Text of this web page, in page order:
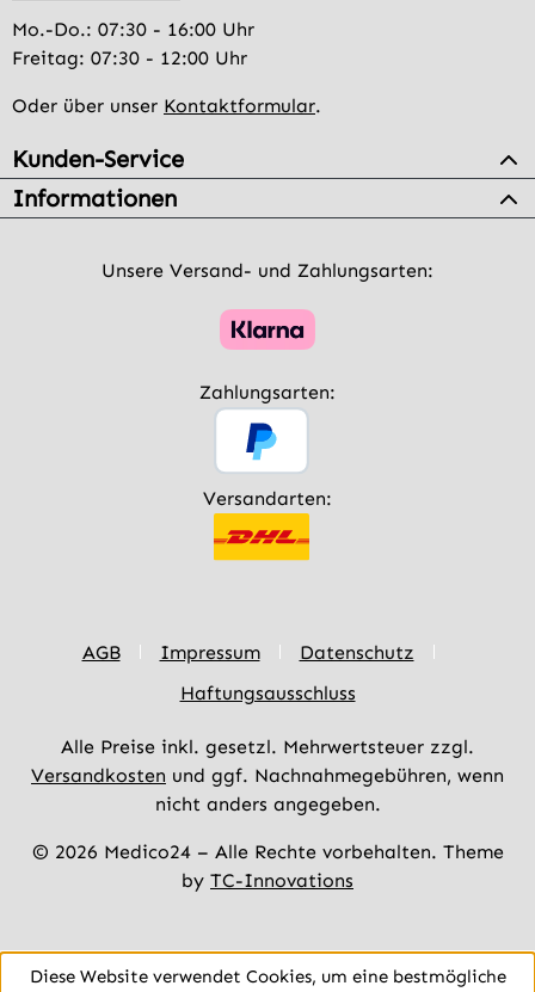
Mo.-Do.: 07:30 - 16:00 Uhr
Freitag: 07:30 - 12:00 Uhr
Oder über unser Kontaktformular.
Kunden-Service
Informationen
Unsere Versand- und Zahlungsarten:
Zahlungsarten:
Versandarten:
AGB Impressum
Datenschutz
Haftungsausschluss
Alle Preise inkl. gesetzl. Mehrwertsteuer zzgl.
Versandkosten und ggf. Nachnahmegebühren, wenn
nicht anders angegeben.
© 2026 Medico24 – Alle Rechte vorbehalten. Theme
by TC-Innovations
Diese Website verwendet Cookies, um eine bestmögliche